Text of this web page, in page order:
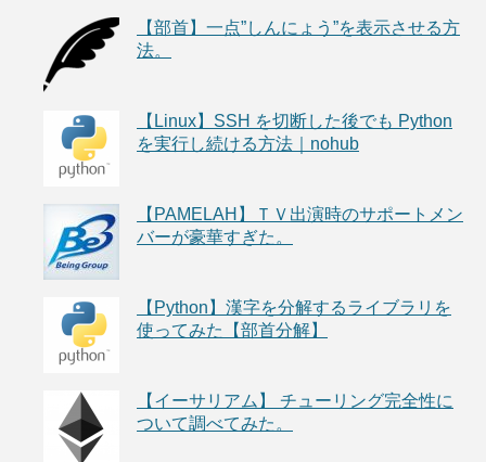
【部首】一点”しんにょう”を表示させる方
法。
【Linux】SSH を切断した後でも Python
を実行し続ける方法｜nohub
【PAMELAH】ＴＶ出演時のサポートメン
バーが豪華すぎた。
【Python】漢字を分解するライブラリを
使ってみた【部首分解】
【イーサリアム】 チューリング完全性に
ついて調べてみた。